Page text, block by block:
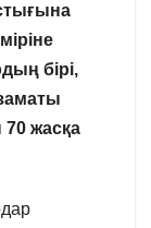
бірі,
70 жасқа